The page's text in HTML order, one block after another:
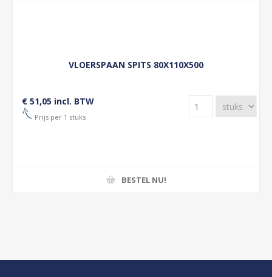
VLOERSPAAN SPITS 80X110X500
€ 51,05 incl. BTW
Prijs per 1 stuks
BESTEL NU!